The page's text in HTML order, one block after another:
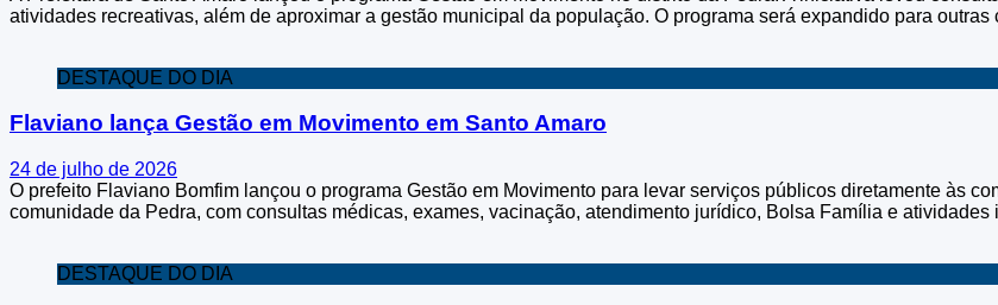
atividades recreativas, além de aproximar a gestão municipal da população. O programa será expandido para
DESTAQUE DO DIA
Flaviano lança Gestão em Movimento em Santo Amaro
24 de julho de 2026
O prefeito Flaviano Bomfim lançou o programa Gestão em Movimento para levar serviços públicos diretamente às
comunidade da Pedra, com consultas médicas, exames, vacinação, atendimento jurídico, Bolsa Família e
DESTAQUE DO DIA